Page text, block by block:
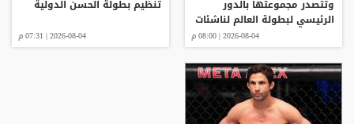
وتتصدر مجموعتها بالدور
الرئيسي لبطولة العالم لناشئات
2026-08-04 | 08:00 م
تنظيم بطولة الحسن الدولية
2026-08-04 | 07:31 م